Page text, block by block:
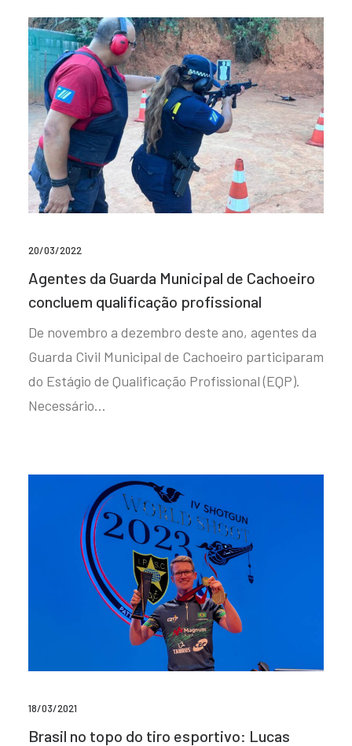
20/03/2022
Agentes da Guarda Municipal de Cachoeiro
concluem qualificação profissional
De novembro a dezembro deste ano, agentes da
Guarda Civil Municipal de Cachoeiro participaram
do Estágio de Qualificação Profissional (EQP).
Necessário…
18/03/2021
Brasil no topo do tiro esportivo: Lucas